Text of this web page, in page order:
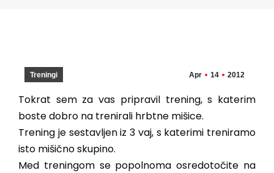
Apr 14 2012
Treningi
Tokrat sem za vas pripravil trening, s katerim
boste dobro na trenirali hrbtne mišice.
Trening je sestavljen iz 3 vaj, s katerimi treniramo
isto mišično skupino.
Med treningom se popolnoma osredotočite na